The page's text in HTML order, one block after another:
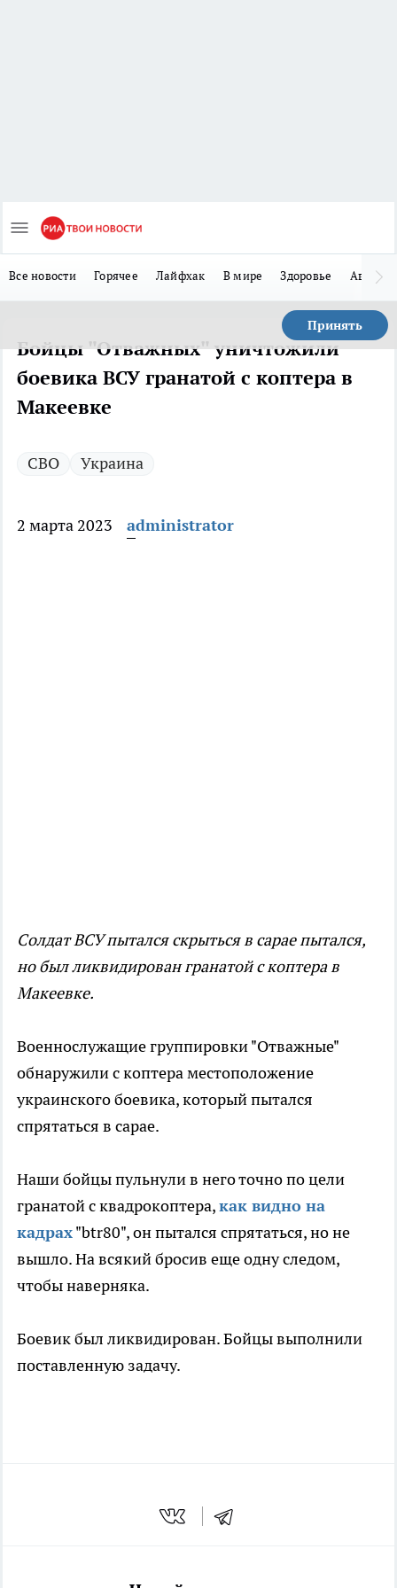
Все новости Горячее Лайфхак В мире Здоровье Авто
Принять
Бойцы "Отважных" уничтожили
боевика ВСУ гранатой с коптера в
Макеевке
СВО Украина
2 марта 2023 administrator
Солдат ВСУ пытался скрыться в сарае пытался,
но был ликвидирован гранатой с коптера в
Макеевке.
Военнослужащие группировки "Отважные"
обнаружили с коптера местоположение
украинского боевика, который пытался
спрятаться в сарае.
Наши бойцы пульнули в него точно по цели
гранатой с квадрокоптера,как видно на
кадрах"btr80", он пытался спрятаться, но не
вышло. На всякий бросив еще одну следом,
чтобы наверняка.
Боевик был ликвидирован. Бойцы выполнили
поставленную задачу.